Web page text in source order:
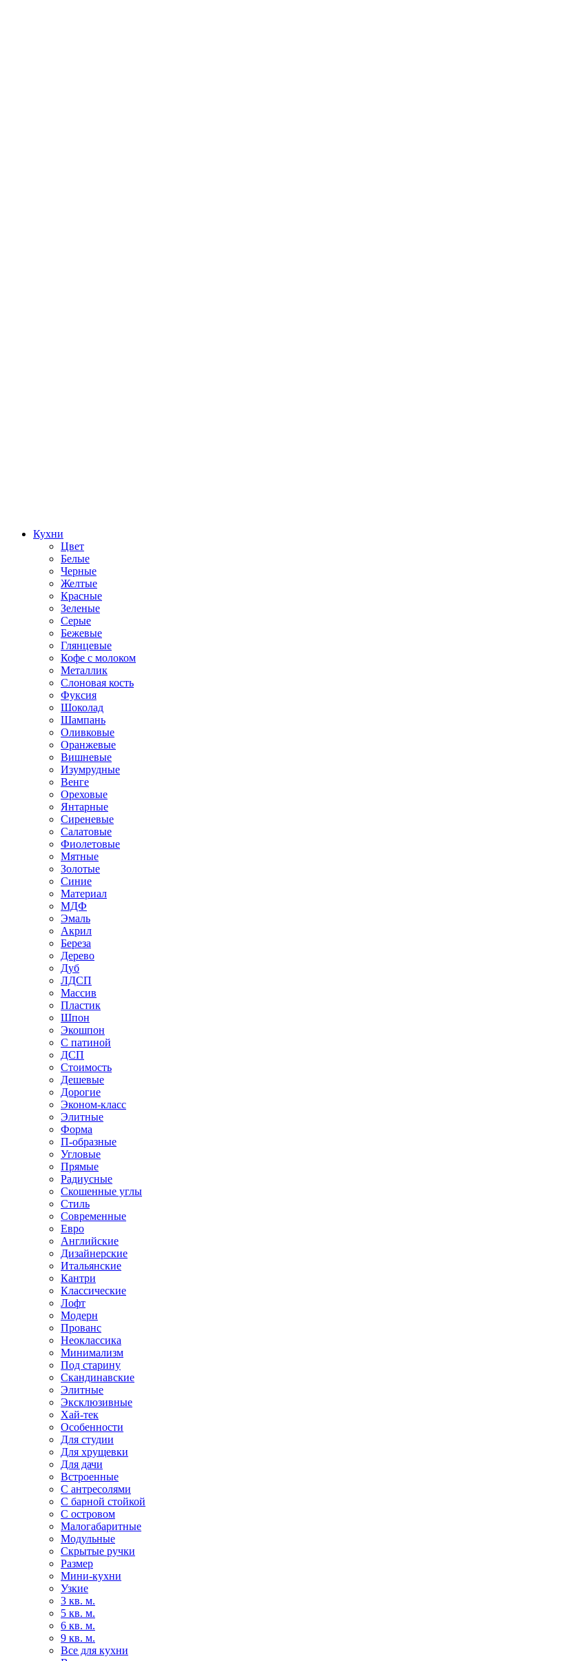
Кухни
Цвет
Белые
Черные
Желтые
Красные
Зеленые
Серые
Бежевые
Глянцевые
Кофе с молоком
Металлик
Слоновая кость
Фуксия
Шоколад
Шампань
Оливковые
Оранжевые
Вишневые
Изумрудные
Венге
Ореховые
Янтарные
Сиреневые
Салатовые
Фиолетовые
Мятные
Золотые
Синие
Материал
МДФ
Эмаль
Акрил
Береза
Дерево
Дуб
ЛДСП
Массив
Пластик
Шпон
Экошпон
С патиной
ДСП
Стоимость
Дешевые
Дорогие
Эконом-класс
Элитные
Форма
П-образные
Угловые
Прямые
Радиусные
Скошенные углы
Стиль
Современные
Евро
Английские
Дизайнерские
Итальянские
Кантри
Классические
Лофт
Модерн
Прованс
Неоклассика
Минимализм
Под старину
Скандинавские
Элитные
Эксклюзивные
Хай-тек
Особенности
Для студии
Для хрущевки
Для дачи
Встроенные
С антресолями
С барной стойкой
С островом
Малогабаритные
Модульные
Скрытые ручки
Размер
Мини-кухни
Узкие
3 кв. м.
5 кв. м.
6 кв. м.
9 кв. м.
Все для кухни